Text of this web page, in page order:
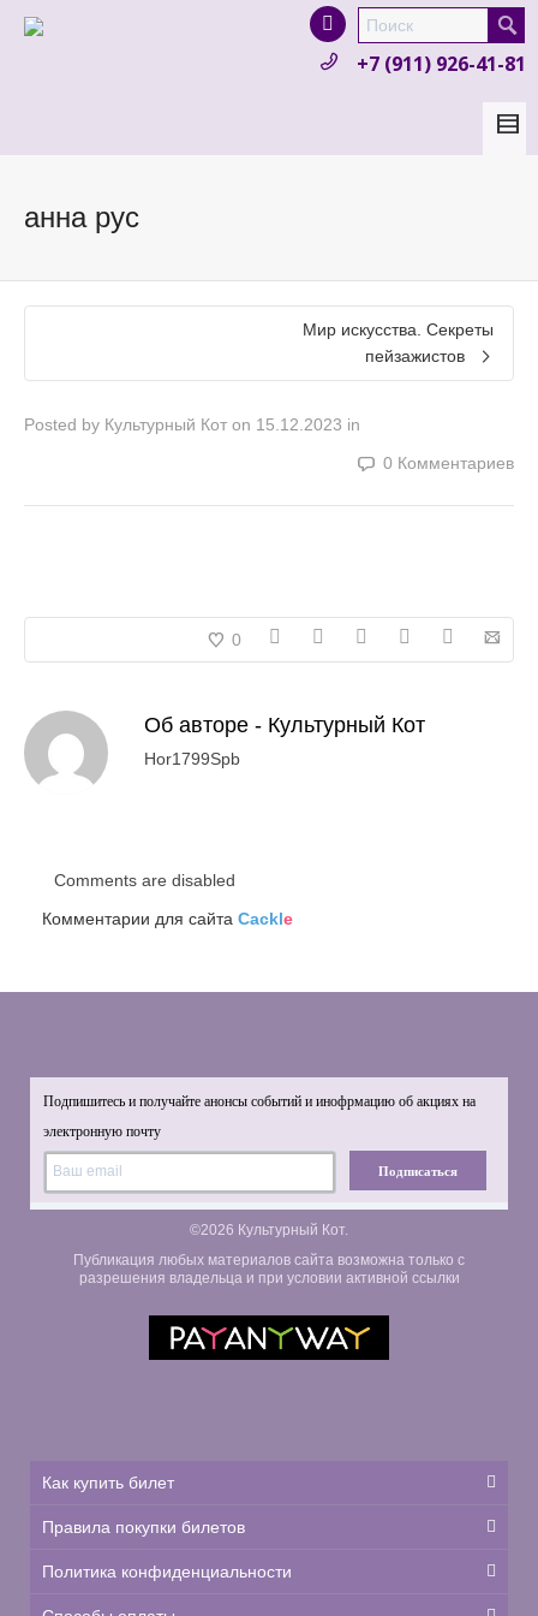
product in a size size .
colour items.
+7 (911) 926-41-81
анна рус
Мир искусства. Секреты
пейзажистов
Posted by Культурный Кот on 15.12.2023 in
0 Комментариев
0
Об авторе - Культурный Кот
Hor1799Spb
Comments are disabled
Комментарии для сайта Cackle
Подпишитесь и получайте анонсы событий и инофрмацию об акциях на
электронную почту
Подписаться
©2026 Культурный Кот.
Публикация любых материалов сайта возможна только с
разрешения владельца и при условии активной ссылки
Как купить билет
Правила покупки билетов
Политика конфиденциальности